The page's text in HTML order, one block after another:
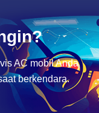
AC mobil Anda
berkendara.